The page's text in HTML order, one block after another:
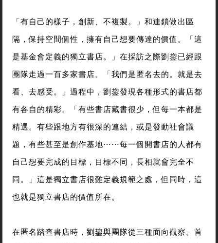
「有自己的樣子，創新、不複製。」和連鎖做出區
隔，保持空間個性，擁有自己想要傳達的價值。「這
是基金會定義的獨立書店。」在採訪之際劉鋆已經跟
團隊走過一百多家書店。「我們是匿名去的。就是去
看、去感受。」過程中，劉鋆發現各種形式的書店都
有各自的精彩。「有些書店藏書很少，但每一本都是
精選。有些跟地方有很深的連結，或是發動社會議
題，有些甚至是創作基地⋯⋯每一個開書店的人都有
自己想要完成的目標，目標不同，長相就會完全不
同。」這是獨立書店很難定義規範之處，但同時，這
也就是獨立書店的價值所在。
在匿名踏查書店時，劉鋆與團隊從三種面向觀察。首